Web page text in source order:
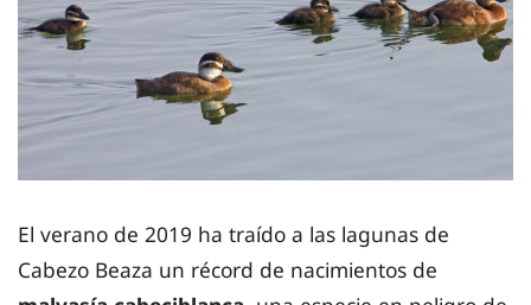
El verano de 2019 ha traído a las lagunas de
Cabezo Beaza un récord de nacimientos de